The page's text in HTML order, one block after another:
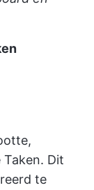
Dit
te